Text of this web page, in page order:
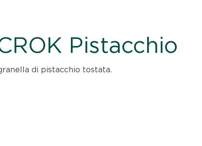
Pistacchio
di pistacchio tostata.